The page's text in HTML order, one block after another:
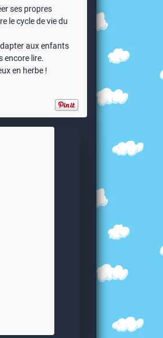
ses propres
le cycle de vie du
aux enfants
encore lire.
en herbe !